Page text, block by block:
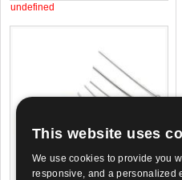
undefined
This website uses
We use cookies to provide you
responsive, and a personalized